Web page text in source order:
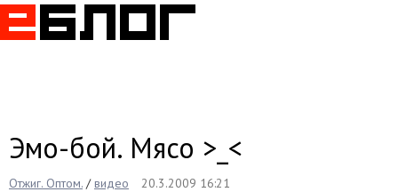
Эмо-бой. Мясо >_<
Отжиг. Оптом. /видео
20.3.2009 16:21